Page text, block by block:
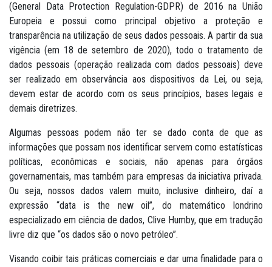
(General Data Protection Regulation-GDPR) de 2016 na União
Europeia e possui como principal objetivo a proteção e
transparência na utilização de seus dados pessoais. A partir da sua
vigência (em 18 de setembro de 2020), todo o tratamento de
dados pessoais (operação realizada com dados pessoais) deve
ser realizado em observância aos dispositivos da Lei, ou seja,
devem estar de acordo com os seus princípios, bases legais e
demais diretrizes.
Algumas pessoas podem não ter se dado conta de que as
informações que possam nos identificar servem como estatísticas
políticas, econômicas e sociais, não apenas para órgãos
governamentais, mas também para empresas da iniciativa privada.
Ou seja, nossos dados valem muito, inclusive dinheiro, daí a
expressão “data is the new oil”, do matemático londrino
especializado em ciência de dados, Clive Humby, que em tradução
livre diz que “os dados são o novo petróleo”.
Visando coibir tais práticas comerciais e dar uma finalidade para o